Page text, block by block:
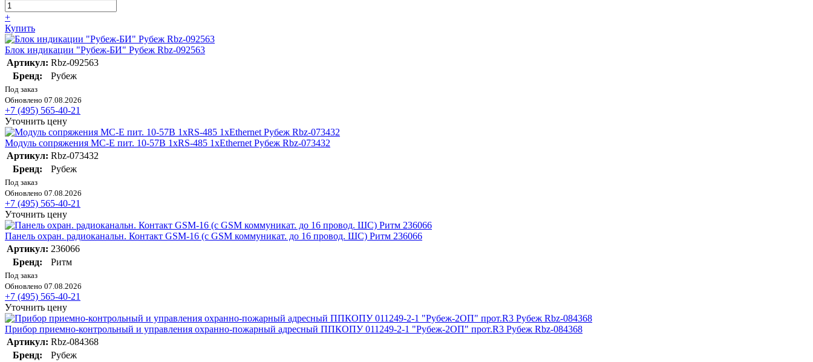
+
Купить
Блок индикации "Рубеж-БИ" Рубеж Rbz-092563
Артикул: Rbz-092563
Бренд:
Рубеж
Под заказ
Обновлено 07.08.2026
+7 (495) 565-40-21
Уточнить цену
Модуль сопряжения МС-Е пит. 10-57В 1хRS-485 1хEthernet Рубеж Rbz-073432
Артикул: Rbz-073432
Бренд:
Рубеж
Под заказ
Обновлено 07.08.2026
+7 (495) 565-40-21
Уточнить цену
Панель охран. радиоканальн. Контакт GSM-16 (с GSM коммуникат. до 16 провод. ШС) Ритм 236066
Артикул: 236066
Бренд:
Ритм
Под заказ
Обновлено 07.08.2026
+7 (495) 565-40-21
Уточнить цену
Прибор приемно-контрольный и управления охранно-пожарный адресный ППКОПУ 011249-2-1 "Рубеж-2ОП" прот.R3 Рубеж Rbz-084368
Артикул: Rbz-084368
Бренд:
Рубеж